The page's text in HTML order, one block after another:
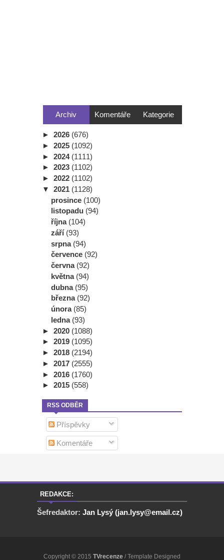
Archiv Komentáře Kategorie
► 2026 (676)
► 2025 (1092)
► 2024 (1111)
► 2023 (1102)
► 2022 (1102)
▼ 2021 (1128)
prosince (100)
listopadu (94)
října (104)
září (93)
srpna (94)
července (92)
června (92)
května (94)
dubna (95)
března (92)
února (85)
ledna (93)
► 2020 (1088)
► 2019 (1095)
► 2018 (2194)
► 2017 (2555)
► 2016 (1760)
► 2015 (558)
RSS ODBĚR
Příspěvky
Komentáře
REDAKCE:
Šefredaktor: Jan Lysý (jan.lysy@email.cz)
Copyright © 2015 TVrecenze / Template Designed